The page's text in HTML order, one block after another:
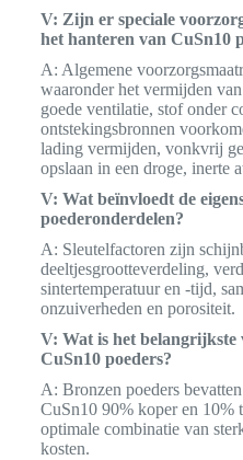
V: Zijn er speciale
het hanteren van CuSn10
A: Algemene
waaronder het vermijden
goede ventilatie, stof onder
ontstekingsbronnen
lading vermijden, vonkvrij
opslaan in een droge, inerte
V: Wat beïnvloedt de
poederonderdelen?
A: Sleutelfactoren zijn
deeltjesgrootteverdeling,
sintertemperatuur en -tijd,
onzuiverheden en porositeit.
V: Wat is het belangrijkste
CuSn10 poeders?
A: Bronzen poeders
CuSn10 90% koper en 10%
optimale combinatie van
kosten.